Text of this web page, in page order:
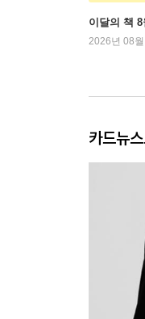
이달의 책
2026년 08
카드뉴